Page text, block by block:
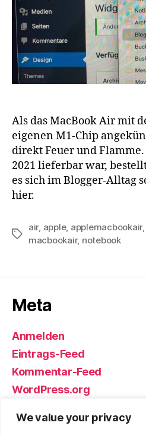
We value your privacy
Als das MacBook Air mit
eigenen M1-Chip
direkt Feuer und Flamme.
2021 lieferbar war,
es sich im Blogger-Alltag
hier.
Schlagwörter
air, apple, applemacbookair,
macbookair, notebook
Meta
Anmelden
Eintrags-Feed
Kommentar-Feed
WordPress.org